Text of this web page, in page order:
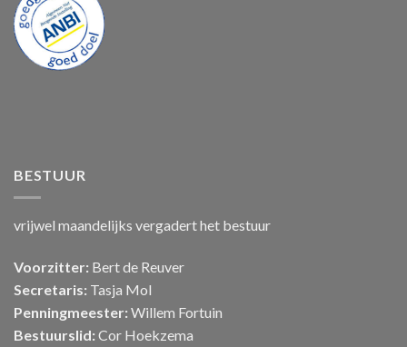
BESTUUR
vrijwel maandelijks vergadert het bestuur
Voorzitter: Bert de Reuver
Secretaris: Tasja Mol
Penningmeester: Willem Fortuin
Bestuurslid: Cor Hoekzema